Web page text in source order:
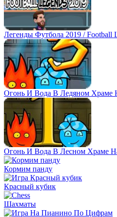
Легенды Футбола 2019 / Football
Огонь И Вода В Ледяном Храме
Огонь И Вода В Лесном Храме
Кормим панду
Красный кубик
Шахматы